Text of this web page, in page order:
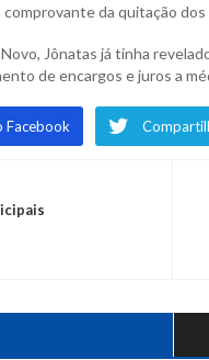
comprovante da quitação
Jônatas já tinha
de encargos e juros a
Facebook